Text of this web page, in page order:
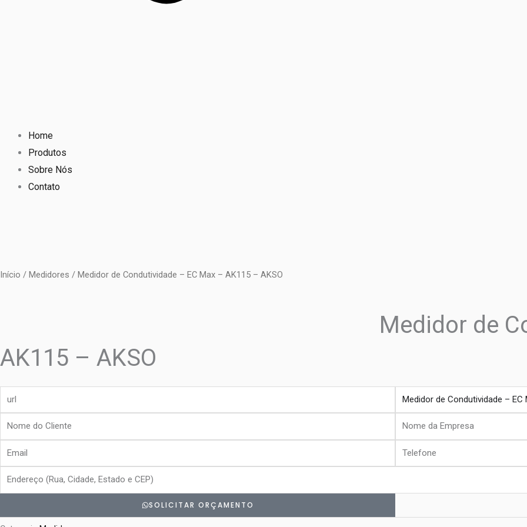
Home
Produtos
Sobre Nós
Contato
Início / Medidores / Medidor de Condutividade – EC Max – AK115 – AKSO
Medidor de
AK115 – AKSO
produto
Nome
do
Cliente
Nome
da
Empresa
Email Telefone
Endereço
SOLICITAR ORÇAMENTO